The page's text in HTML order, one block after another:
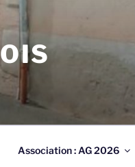
Association : AG 2026